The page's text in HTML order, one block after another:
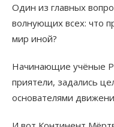
Один из главных
волнующих всех: что
мир иной?
Начинающие учёные
приятели, задались
основателями